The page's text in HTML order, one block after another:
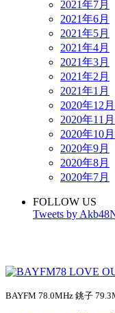
2021年7月
2021年6月
2021年5月
2021年4月
2021年3月
2021年2月
2021年1月
2020年12月
2020年11月
2020年10月
2020年9月
2020年8月
2020年7月
FOLLOW US
Tweets by
BAYFM 78.0MHz 銚子